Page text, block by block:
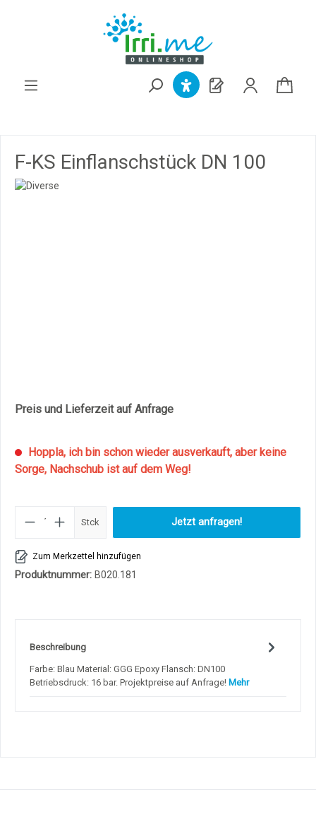
F-KS Einflanschstück DN 100
Preis und Lieferzeit auf Anfrage
Hoppla, ich bin schon wieder ausverkauft, aber keine
Sorge, Nachschub ist auf dem Weg!
Produkt Anzahl: Gib den
Stck Jetzt anfragen!
Zum Merkzettel hinzufügen
Produktnummer: B020.181
Beschreibung
Farbe: Blau Material: GGG Epoxy Flansch: DN100
Betriebsdruck: 16 bar. Projektpreise auf Anfrage! Mehr